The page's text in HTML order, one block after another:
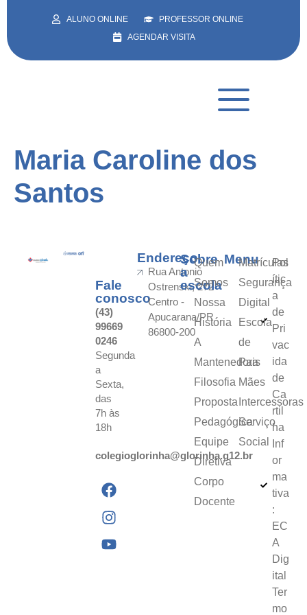
ALUNO ONLINE
PROFESSOR ONLINE
AGENDAR VISITA
Maria Caroline dos
Santos
Fale
conosco
(43)
99669
0246
Segunda
a
Sexta,
das
7h às
18h
colegioglorinha@glorinha.g12.br
Endereço
Rua Antonio
Ostrenski, 272
Centro -
Apucarana/PR
86800-200
Sobre
a
escola
Quem
Somos
Nossa
História
A
Mantenedora
Filosofia
Proposta
Pedagógica
Equipe
Diretiva
Corpo
Docente
Menu
Matrículas
Segurança
Digital
Escola
de
Pais
Mães
Intercessoras
Serviço
Social
Pol
ític
a
de
Pri
vac
ida
de
Ca
rtil
ha
Inf
or
ma
tiva
:
EC
A
Dig
ital
Ter
mo